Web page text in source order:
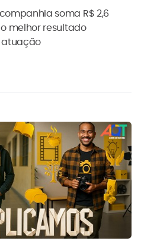
soma R$ 2,6
melhor resultado
atuação